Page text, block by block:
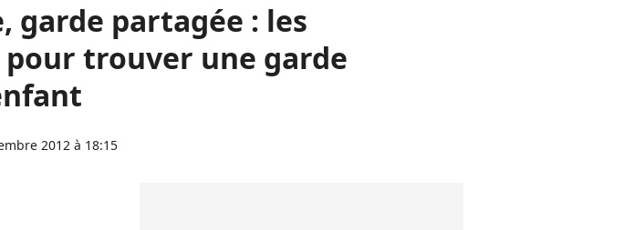
garde partagée : les
trouver une garde
2012 à 18:15